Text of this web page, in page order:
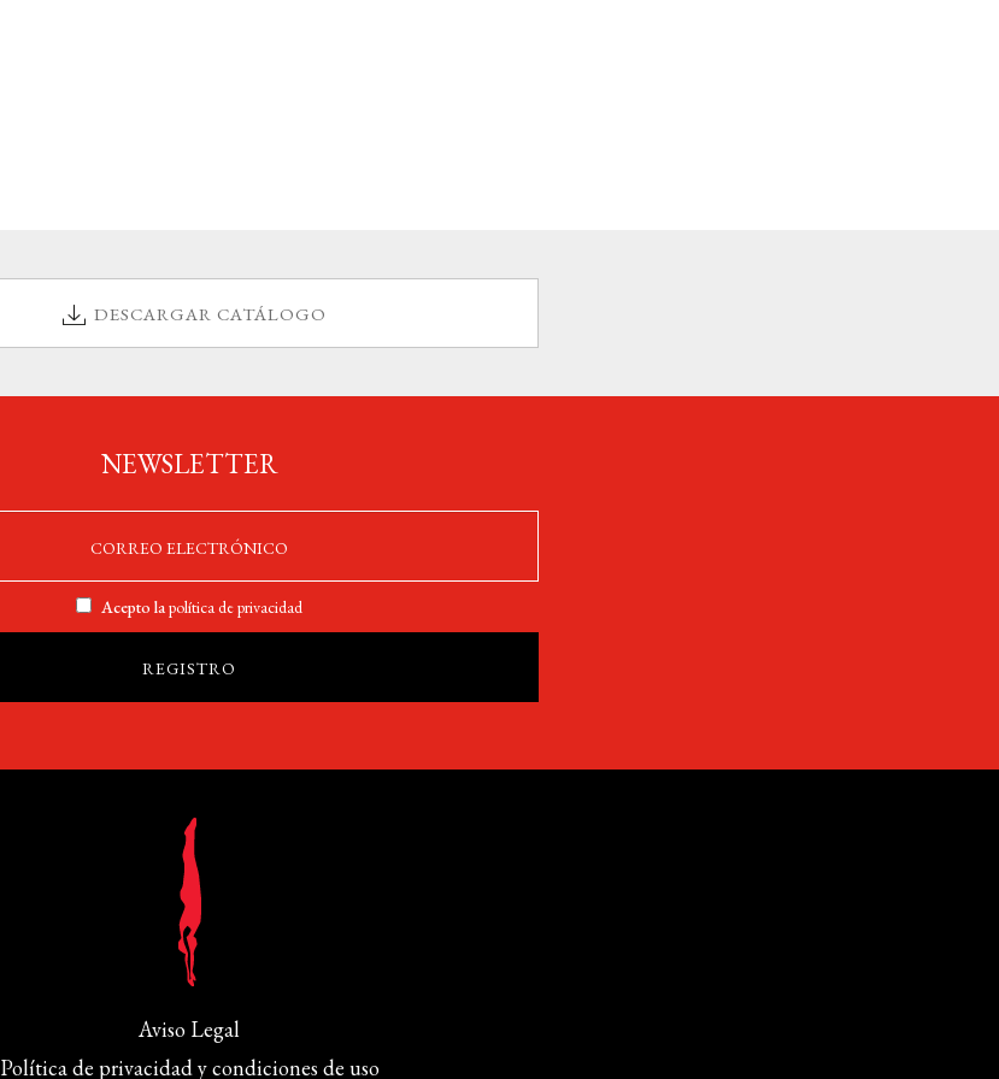
DESCARGAR CATÁLOGO
NEWSLETTER
Acepto lapolítica de privacidad
Aviso Legal
Política de privacidad y condiciones de uso